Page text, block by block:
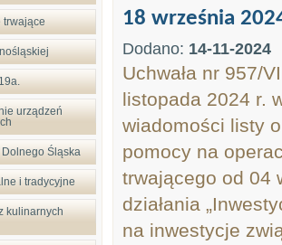
trwające
urządzeń
Śląska
i tradycyjne
kulinarnych
18 września
Dodano: 14-11-2024
Uchwała nr 957/
listopada 2024 r.
wiadomości listy
pomocy na
trwającego od 04
działania
na inwestycje